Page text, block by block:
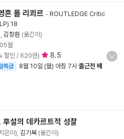
혼 폴 리쾨르 - ROUTLEDGE Critic
18
김창환 (옮긴이)
월
할인 / 620원) 8.5
특급 8월 10일 (월) 아침 7시 출근전 배
후설의 데카르트적 성찰
은이), 김기복 (옮긴이)